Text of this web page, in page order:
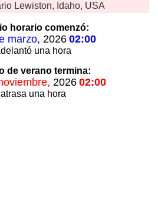
Lewiston, Idaho, USA
horariocomenzó:
marzo, 2026 02:00
una hora
de verano termina:
2026 02:00
una hora